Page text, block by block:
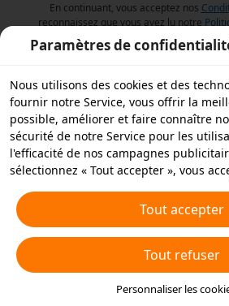
En continuant, vous acceptez nos
reconnaissez que vous avez lu notre
Paramètres de
Nous utilisons des cookies et des
fournir notre Service, vous offrir la
possible, améliorer et faire connaître
sécurité de notre Service pour les
l'efficacité de nos campagnes
sélectionnez « Tout accepter », vous
similaires sur votre appareil à des fins
pouvez aussi « rejeter tous » les
choisir les types de cookies que vous
rejeter à tout moment dans vos
ou en cliquant sur « Personnaliser les
Pour plus de détails, consultez notre
Tout accepter
Tout refuser
Personnaliser les